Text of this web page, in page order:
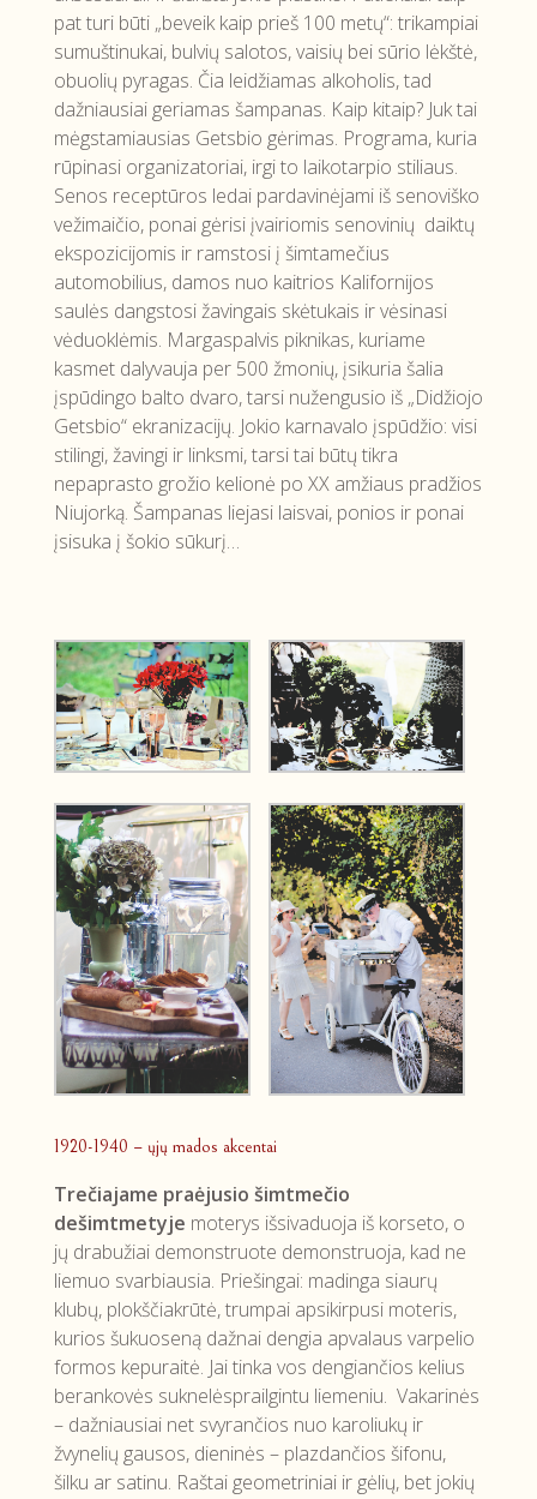
pat turi būti „beveik kaip prieš 100 metų“: trikampiai
sumuštinukai, bulvių salotos, vaisių bei sūrio lėkštė,
obuolių pyragas. Čia leidžiamas alkoholis, tad
dažniausiai geriamas šampanas. Kaip kitaip? Juk tai
mėgstamiausias Getsbio gėrimas. Programa, kuria
rūpinasi organizatoriai, irgi to laikotarpio stiliaus.
Senos receptūros ledai pardavinėjami iš senoviško
vežimaičio, ponai gėrisi įvairiomis senovinių daiktų
ekspozicijomis ir ramstosi į šimtamečius
automobilius, damos nuo kaitrios Kalifornijos
saulės dangstosi žavingais skėtukais ir vėsinasi
vėduoklėmis. Margaspalvis piknikas, kuriame
kasmet dalyvauja per 500 žmonių, įsikuria šalia
įspūdingo balto dvaro, tarsi nužengusio iš „Didžiojo
Getsbio“ ekranizacijų. Jokio karnavalo įspūdžio: visi
stilingi, žavingi ir linksmi, tarsi tai būtų tikra
nepaprasto grožio kelionė po XX amžiaus pradžios
Niujorką. Šampanas liejasi laisvai, ponios ir ponai
įsisuka į šokio sūkurį…
1920-1940 – ųjų mados akcentai
Trečiajame praėjusio šimtmečio
dešimtmetyje moterys išsivaduoja iš korseto, o
jų drabužiai demonstruote demonstruoja, kad ne
liemuo svarbiausia. Priešingai: madinga siaurų
klubų, plokščiakrūtė, trumpai apsikirpusi moteris,
kurios šukuoseną dažnai dengia apvalaus varpelio
formos kepuraitė. Jai tinka vos dengiančios kelius
berankovės suknelėsprailgintu liemeniu. Vakarinės
– dažniausiai net svyrančios nuo karoliukų ir
žvynelių gausos, dieninės – plazdančios šifonu,
šilku ar satinu. Raštai geometriniai ir gėlių, bet jokių